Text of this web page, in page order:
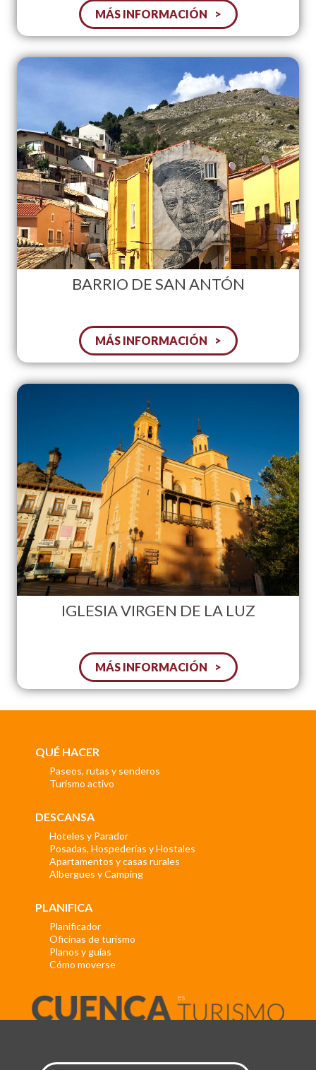
MÁS INFORMACIÓN
BARRIO DE SAN ANTÓN
MÁS INFORMACIÓN
IGLESIA VIRGEN DE LA LUZ
MÁS INFORMACIÓN
QUÉ HACER
Paseos, rutas y senderos
Turismo activo
DESCANSA
Hoteles y Parador
Posadas, Hospederías y Hostales
Apartamentos y casas rurales
Albergues y Camping
PLANIFICA
Planificador
Oficinas de turismo
Planos y guías
Cómo moverse